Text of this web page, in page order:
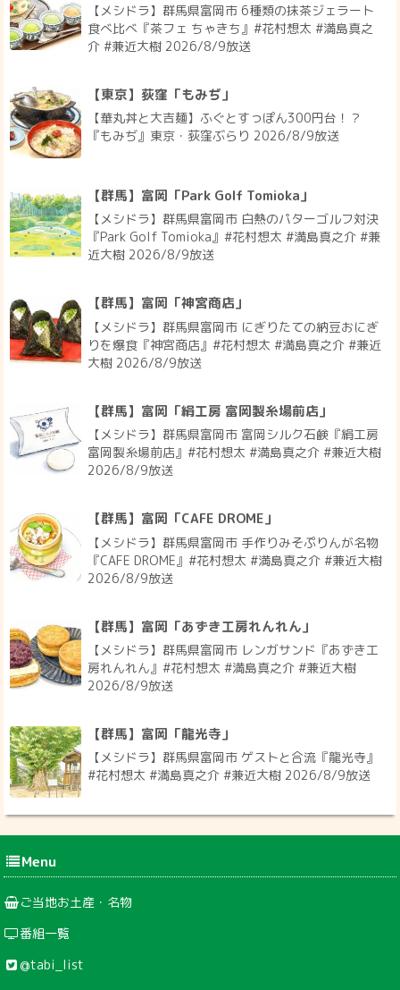
【メシドラ】群馬県富岡市 6種類の抹茶ジェラート
食べ比べ『茶フェ ちゃきち』#花村想太 #満島真之
介 #兼近大樹 2026/8/9放送
【東京】荻窪「もみぢ」
【華丸丼と大吉麺】ふぐとすっぽん300円台！？
『もみぢ』東京・荻窪ぶらり 2026/8/9放送
【群馬】富岡「Park Golf Tomioka」
【メシドラ】群馬県富岡市 白熱のパターゴルフ対決
『Park Golf Tomioka』#花村想太 #満島真之介 #兼
近大樹 2026/8/9放送
【群馬】富岡「神宮商店」
【メシドラ】群馬県富岡市 にぎりたての納豆おにぎ
りを爆食『神宮商店』#花村想太 #満島真之介 #兼近
大樹 2026/8/9放送
【群馬】富岡「絹工房 富岡製糸場前店」
【メシドラ】群馬県富岡市 富岡シルク石鹸『絹工房
富岡製糸場前店』#花村想太 #満島真之介 #兼近大樹
2026/8/9放送
【群馬】富岡「CAFE DROME」
【メシドラ】群馬県富岡市 手作りみそぷりんが名物
『CAFE DROME』#花村想太 #満島真之介 #兼近大樹
2026/8/9放送
【群馬】富岡「あずき工房れんれん」
【メシドラ】群馬県富岡市 レンガサンド『あずき工
房れんれん』#花村想太 #満島真之介 #兼近大樹
2026/8/9放送
【群馬】富岡「龍光寺」
【メシドラ】群馬県富岡市 ゲストと合流『龍光寺』
#花村想太 #満島真之介 #兼近大樹 2026/8/9放送
Menu
ご当地お土産・名物
番組一覧
@tabi_list